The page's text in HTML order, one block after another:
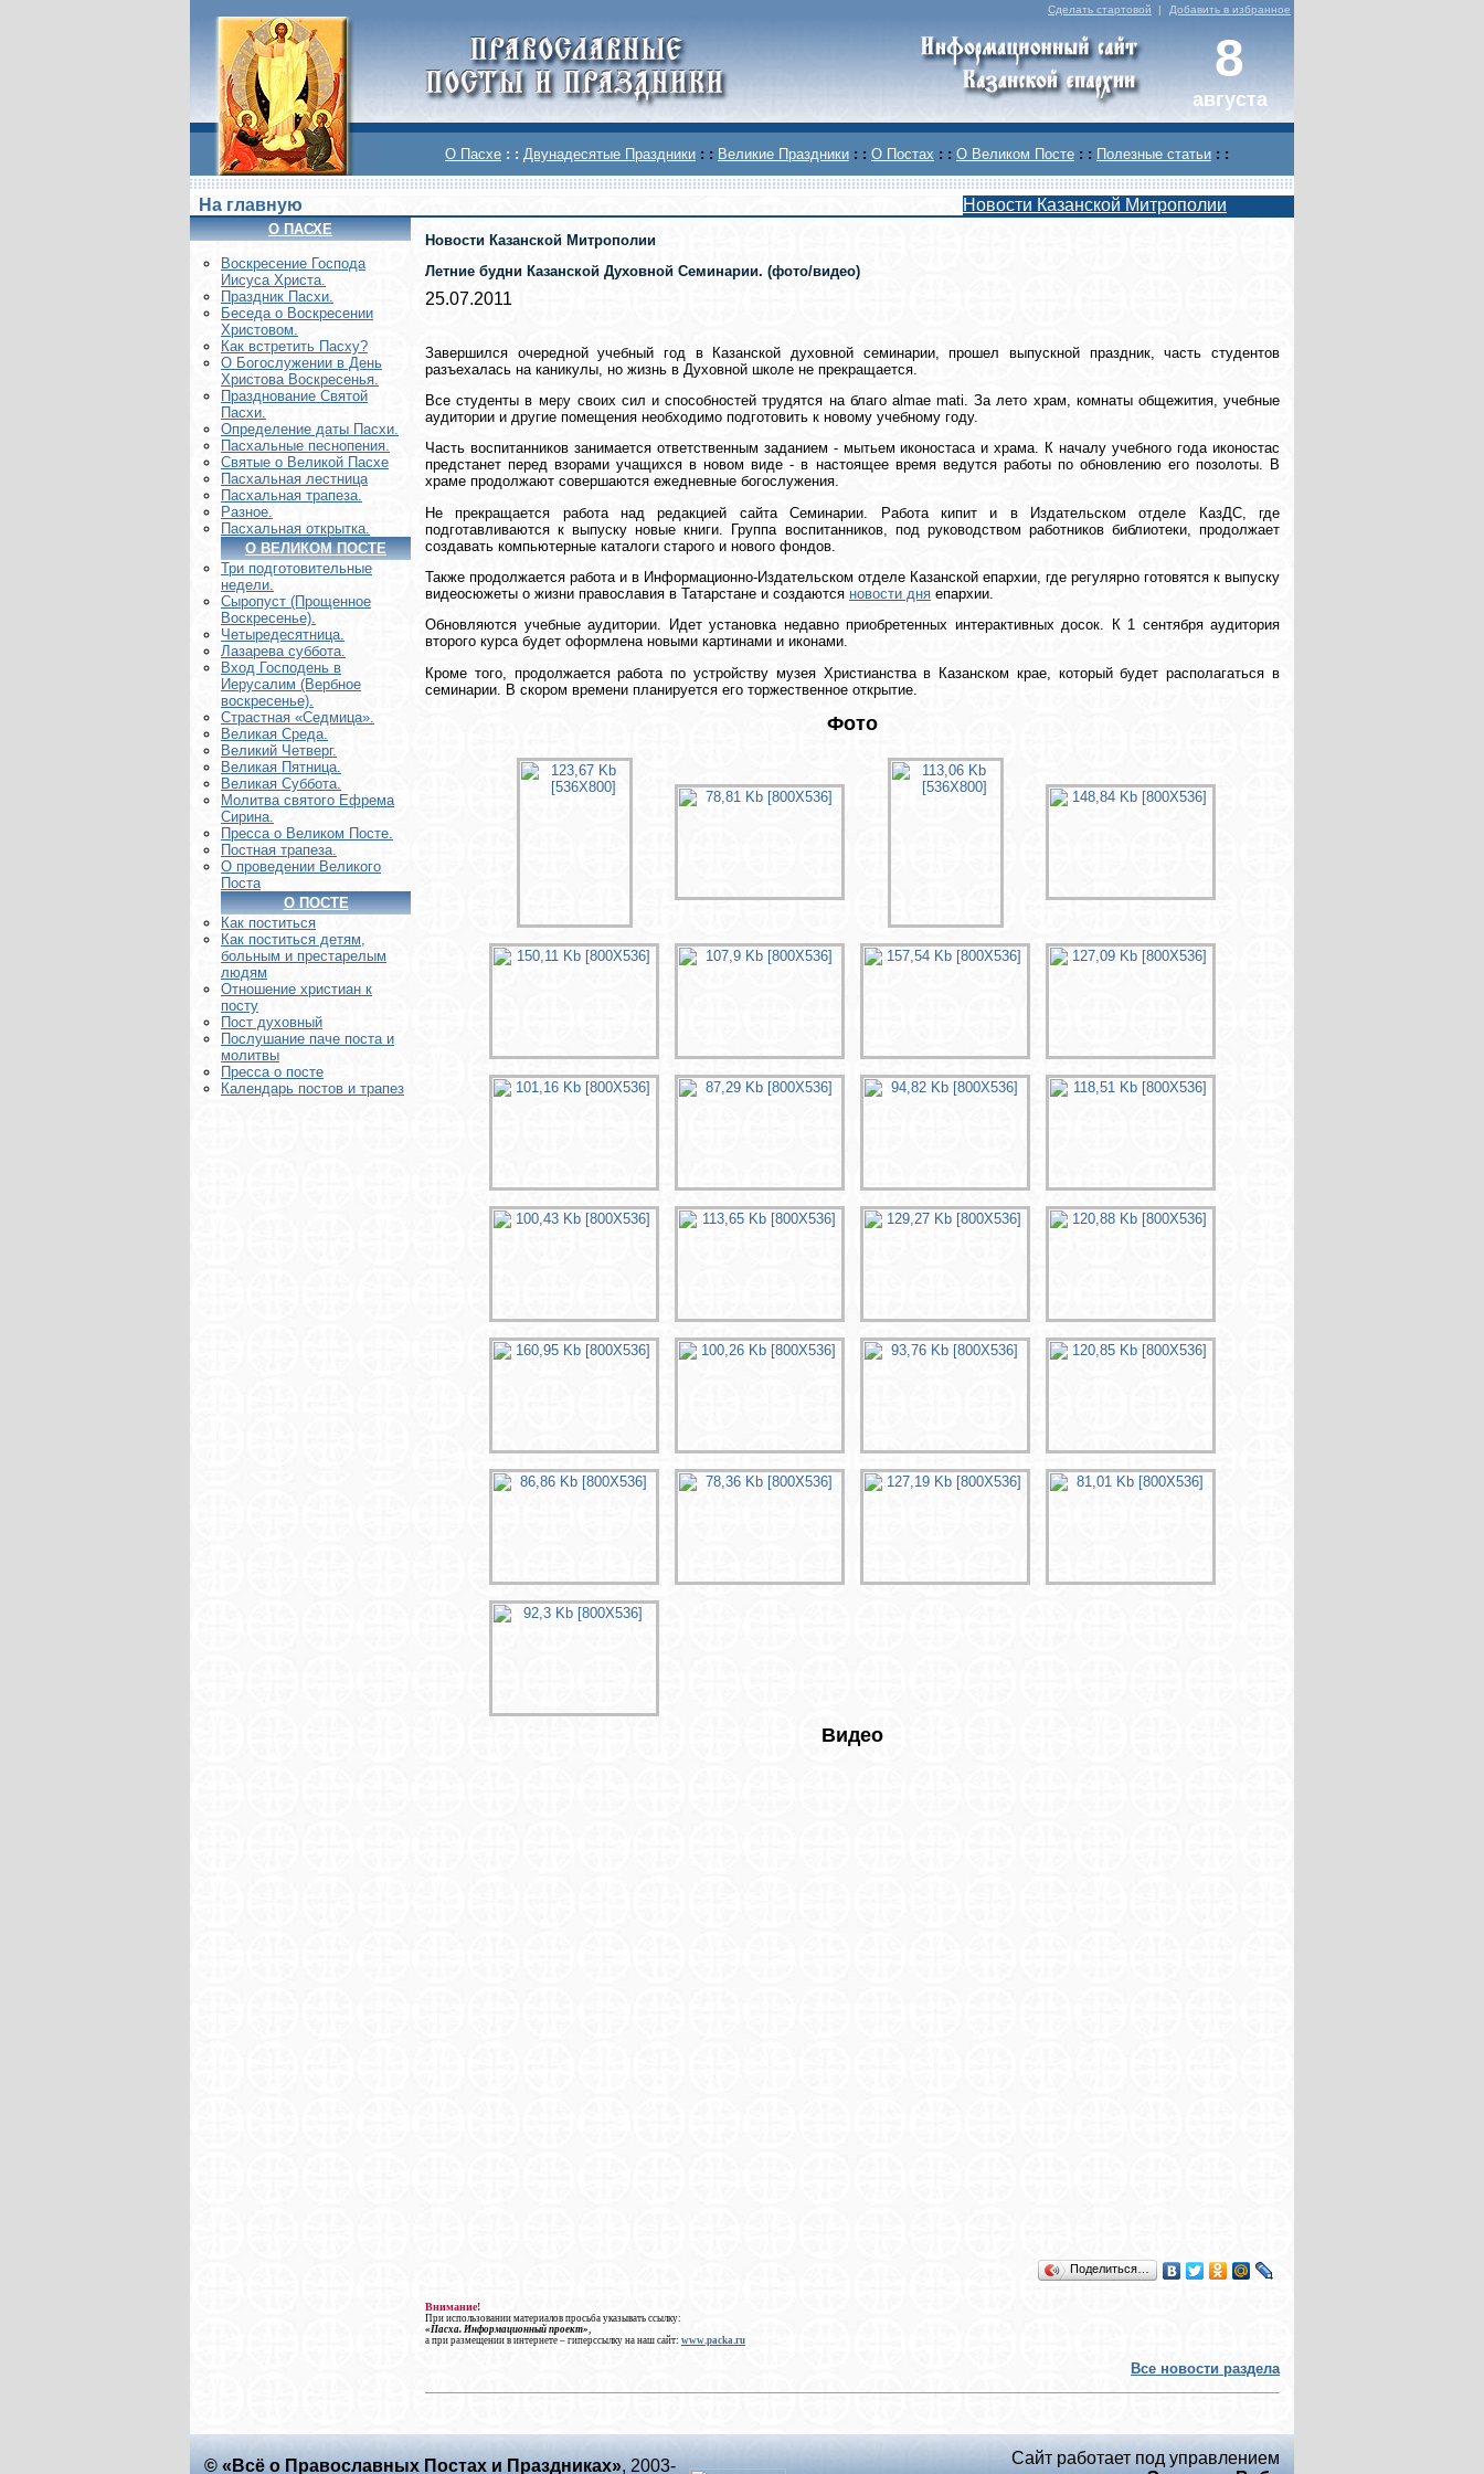
Сделать стартовой | Добавить в избранное
8
августа
О Пасхе : : Двунадесятые Праздники : : Великие Праздники : : О Постах : : О Великом Посте : : Полезные статьи : :
На главную Новости Казанской Митрополии
О ПАСХЕ
Воскреcение Господа
Иисуса Христа.
Праздник Пасхи.
Беседа о Воскресении
Христовом.
Как встретить Пасху?
О Богослужении в День
Христова Воскресенья.
Празднование Святой
Пасхи.
Определение даты Пасхи.
Пасхальные песнопения.
Святые о Великой Пасхе
Пасхальная лестница
Пасхальная трапеза.
Разное.
Пасхальная открытка.
О ВЕЛИКОМ ПОСТЕ
Три подготовительные
недели.
Сыропуст (Прощенное
Воскресенье).
Четыредесятница.
Лазарева суббота.
Вход Господень в
Иерусалим (Вербное
воскресенье).
Страстная «Седмица».
Великая Среда.
Великий Четверг.
Великая Пятница.
Великая Суббота.
Молитва святого Ефрема
Сирина.
Пресса о Великом Посте.
Постная трапеза.
О проведении Великого
Поста
О ПОСТЕ
Как поститься
Как поститься детям,
больным и престарелым
людям
Отношение христиан к
посту
Пост духовный
Послушание паче поста и
молитвы
Пресса о посте
Календарь постов и трапез
Новости Казанской Митрополии
Летние будни Казанской Духовной Семинарии. (фото/видео)
25.07.2011
Завершился очередной учебный год в Казанской духовной семинарии, прошел выпускной праздник, часть студентов
разъехалась на каникулы, но жизнь в Духовной школе не прекращается.
Все студенты в меру своих сил и способностей трудятся на благо almae mati. За лето храм, комнаты общежития, учебные
аудитории и другие помещения необходимо подготовить к новому учебному году.
Часть воспитанников занимается ответственным заданием - мытьем иконостаса и храма. К началу учебного года иконостас
предстанет перед взорами учащихся в новом виде - в настоящее время ведутся работы по обновлению его позолоты. В
храме продолжают совершаются ежедневные богослужения.
Не прекращается работа над редакцией сайта Семинарии. Работа кипит и в Издательском отделе КазДС, где
подготавливаются к выпуску новые книги. Группа воспитанников, под руководством работников библиотеки, продолжает
создавать компьютерные каталоги старого и нового фондов.
Также продолжается работа и в Информационно-Издательском отделе Казанской епархии, где регулярно готовятся к выпуску
видеосюжеты о жизни православия в Татарстане и создаются новости дня епархии.
Обновляются учебные аудитории. Идет установка недавно приобретенных интерактивных досок. К 1 сентября аудитория
второго курса будет оформлена новыми картинами и иконами.
Кроме того, продолжается работа по устройству музея Христианства в Казанском крае, который будет располагаться в
семинарии. В скором времени планируется его торжественное открытие.
Фото
Видео
Поделиться…
Внимание!
При использовании материалов просьба указывать ссылку:
«Пасха. Информационный проект»
а при размещении в интернете – гиперссылку на наш сайт: www.packa.ru
Все новости раздела
© «Всё о Православных Постах и Праздниках», 2003-
Сайт работает под управлением